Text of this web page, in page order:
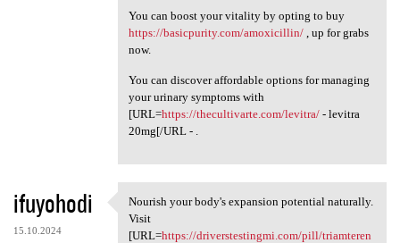
You can boost your vitality by opting to buy
https://basicpurity.com/amoxicillin/, up for grabs
now.
You can discover affordable options for managing
your urinary symptoms with
[URL=https://thecultivarte.com/levitra/- levitra
20mg[/URL - .
ifuyohodi
15.10.2024
Nourish your body's expansion
Nourish your body's expansion potential naturally.
Visit
[URL=https://driverstestingmi.com/pill/triamteren